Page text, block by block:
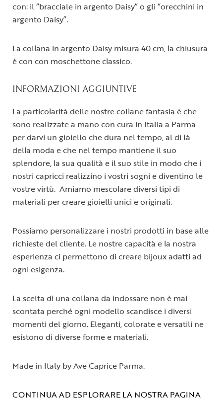
con: il “bracciale in argento Daisy” o gli “orecchini in
argento Daisy”.
La collana in argento Daisy misura 40 cm, la chiusura
è con con moschettone classico.
INFORMAZIONI AGGIUNTIVE
La particolarità delle nostre collane fantasia è che
sono realizzate a mano con cura in Italia a Parma
per darvi un gioiello che dura nel tempo, al di là
della moda e che nel tempo mantiene il suo
splendore, la sua qualità e il suo stile in modo che i
nostri capricci realizzino i vostri sogni e diventino le
vostre virtù. Amiamo mescolare diversi tipi di
materiali per creare gioielli unici e originali.
Possiamo personalizzare i nostri prodotti in base alle
richieste del cliente. Le nostre capacità e la nostra
esperienza ci permettono di creare bijoux adatti ad
ogni esigenza.
La scelta di una collana da indossare non è mai
scontata perché ogni modello scandisce i diversi
momenti del giorno. Eleganti, colorate e versatili ne
esistono di diverse forme e materiali.
Made in Italy by Ave Caprice Parma.
CONTINUA AD ESPLORARE LA NOSTRA PAGINA